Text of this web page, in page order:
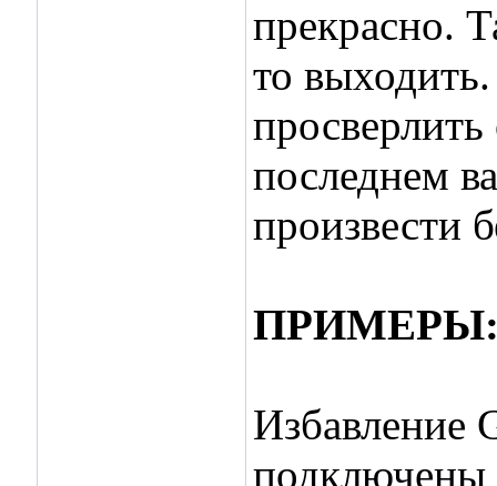
прекрасно.
то
последнем
произвести
Избавление
подключены